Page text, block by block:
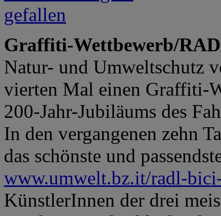
Graffiti-Wettbewerb/
Natur- und Umweltschutz
vierten Mal einen Graffiti-
200-Jahr-Jubiläums des
In den vergangenen zehn
das schönste und
www.umwelt.bz.it/radl-
KünstlerInnen der drei